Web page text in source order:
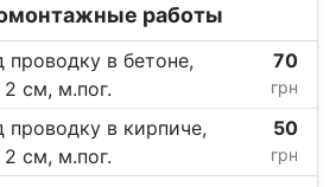
работы
в бетоне,
см, м.пог.
70
грн
в кирпиче,
см, м.пог.
50
грн